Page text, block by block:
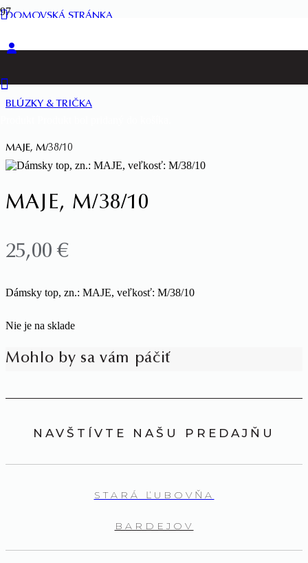
DOMOVSKÁ STRÁNKA
BLÚZKY & TRIČKA
MAJE, M/38/10
MAJE, M/38/10
25,00€
Dámsky top, zn.: MAJE, veľkosť: M/38/10
Nie je na sklade
Mohlo by sa vám páčiť
NAVŠTÍVTE NAŠU PREDAJŇU
STARÁ ĽUBOVŇA
BARDEJOV